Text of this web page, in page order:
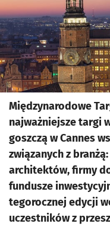
Międzynarodowe
najważniejsze targi
goszczą w Cannes
związanych z
architektów, firmy
fundusze
tegorocznej edycji
uczestników z